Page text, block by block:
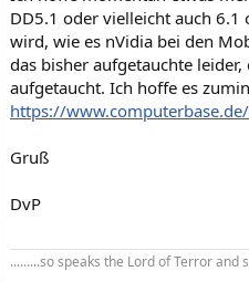
DD5.1 oder vielleicht auch
wird, wie es nVidia bei den
das bisher aufgetauchte
aufgetaucht. Ich hoffe es
https://
Gruß
DvP
.........so speaks the Lord of Terror and